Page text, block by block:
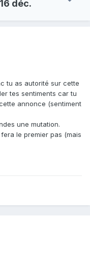
déc.
tu as autorité sur cette
tes sentiments car tu
annonce (sentiment
une mutation.
le premier pas (mais